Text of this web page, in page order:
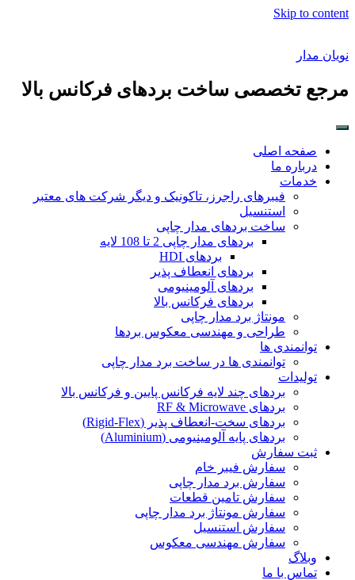
Skip to content
نویان مدار
مرجع تخصصی ساخت بردهای فرکانس بالا
صفحه اصلی
درباره ما
خدمات
فیبرهای راجرز، تاکونیک و دیگر شرکت های معتبر
استنسیل
ساخت بردهای مدار چاپی
بردهای مدار چاپی 2 تا 108 لایه
بردهای HDI
بردهای انعطاف پذیر
بردهای آلومینیومی
بردهای فرکانس بالا
مونتاژ برد مدار چاپی
طراحی و مهندسی معکوس بردها
توانمندی ها
توانمندی ها در ساخت برد مدار چاپی
تولیدات
بردهای چند لایه فرکانس پایین و فرکانس بالا
بردهای RF & Microwave
بردهای سخت-انعطاف پذیر (Rigid-Flex)
بردهای پایه آلومینیومی (Aluminium)
ثبت سفارش
سفارش فیبر خام
سفارش برد مدار چاپی
سفارش تامین قطعات
سفارش مونتاژ برد مدار چاپی
سفارش استنسیل
سفارش مهندسی معکوس
وبلاگ
تماس با ما